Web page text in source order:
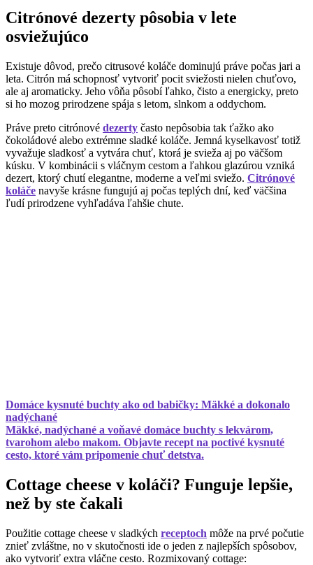
Citrónové dezerty pôsobia v lete
osviežujúco
Existuje dôvod, prečo citrusové koláče dominujú práve počas jari a
leta. Citrón má schopnosť vytvoriť pocit sviežosti nielen chuťovo,
ale aj aromaticky. Jeho vôňa pôsobí ľahko, čisto a energicky, preto
si ho mozog prirodzene spája s letom, slnkom a oddychom.
Práve preto citrónové dezerty často nepôsobia tak ťažko ako
čokoládové alebo extrémne sladké koláče. Jemná kyselkavosť totiž
vyvažuje sladkosť a vytvára chuť, ktorá je svieža aj po väčšom
kúsku. V kombinácii s vláčnym cestom a ľahkou glazúrou vzniká
dezert, ktorý chutí elegantne, moderne a veľmi sviežo. Citrónové
koláče navyše krásne fungujú aj počas teplých dní, keď väčšina
ľudí prirodzene vyhľadáva ľahšie chute.
Domáce kysnuté buchty ako od babičky: Mäkké a dokonalo
nadýchané
Mäkké, nadýchané a voňavé domáce buchty s lekvárom,
tvarohom alebo makom. Objavte recept na poctivé kysnuté
cesto, ktoré vám pripomenie chuť detstva.
Cottage cheese v koláči? Funguje lepšie,
než by ste čakali
Použitie cottage cheese v sladkých receptoch môže na prvé počutie
znieť zvláštne, no v skutočnosti ide o jeden z najlepších spôsobov,
ako vytvoriť extra vláčne cesto. Rozmixovaný cottage: